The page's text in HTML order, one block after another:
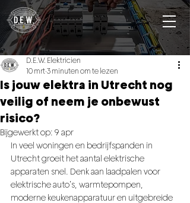
Is jouw elektra in Utrecht nog
veilig of neem je onbewust
risico?
D.E.W. Elektricien
10 mrt 3 minuten om te lezen
Bijgewerkt op: 9 apr
In veel woningen en bedrijfspanden in
Utrecht groeit het aantal elektrische
apparaten snel. Denk aan laadpalen voor
elektrische auto’s, warmtepompen,
moderne keukenapparatuur en uitgebreide